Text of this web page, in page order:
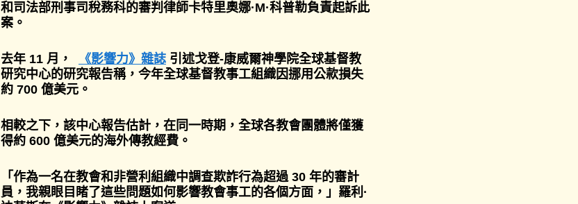
和司法部刑事司稅務科的審判律師卡特里奧娜·M·科普勒負責起訴此
案。
去年 11 月， 《影響力》雜誌 引述戈登-康威爾神學院全球基督教
研究中心的研究報告稱，今年全球基督教事工組織因挪用公款損失
約 700 億美元。
相較之下，該中心報告估計，在同一時期，全球各教會團體將僅獲
得約 600 億美元的海外傳教經費。
「作為一名在教會和非營利組織中調查欺詐行為超過 30 年的審計
員，我親眼目睹了這些問題如何影響教會事工的各個方面，」羅利·